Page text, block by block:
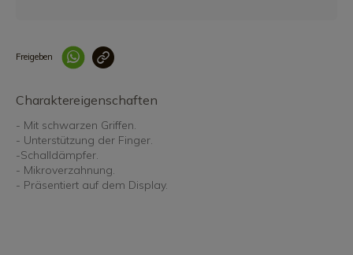
Freigeben
Charaktereigenschaften
- Mit schwarzen Griffen.
- Unterstützung der Finger.
-Schalldämpfer.
- Mikroverzahnung.
- Präsentiert auf dem Display.